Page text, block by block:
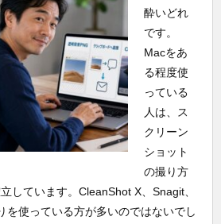
酔いどれ
です。
Macをあ
る程度使
っている
人は、ス
クリーン
ショット
の撮り方
しています。CleanShot X、Snagit、
を使っている方が多いのではないでし